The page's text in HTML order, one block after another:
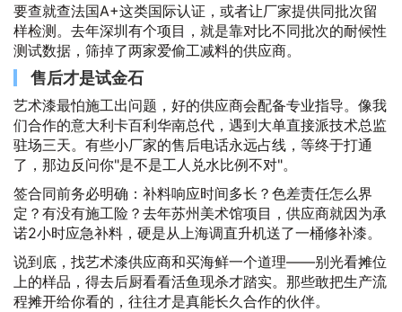
要查就查法国A+这类国际认证，或者让厂家提供同批次留
样检测。去年深圳有个项目，就是靠对比不同批次的耐候性
测试数据，筛掉了两家爱偷工减料的供应商。
售后才是试金石
艺术漆最怕施工出问题，好的供应商会配备专业指导。像我
们合作的意大利卡百利华南总代，遇到大单直接派技术总监
驻场三天。有些小厂家的售后电话永远占线，等终于打通
了，那边反问你"是不是工人兑水比例不对"。
签合同前务必明确：补料响应时间多长？色差责任怎么界
定？有没有施工险？去年苏州美术馆项目，供应商就因为承
诺2小时应急补料，硬是从上海调直升机送了一桶修补漆。
说到底，找艺术漆供应商和买海鲜一个道理——别光看摊位
上的样品，得去后厨看看活鱼现杀才踏实。那些敢把生产流
程摊开给你看的，往往才是真能长久合作的伙伴。